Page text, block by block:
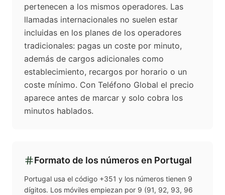
pertenecen a los mismos operadores. Las
llamadas internacionales no suelen estar
incluidas en los planes de los operadores
tradicionales: pagas un coste por minuto,
además de cargos adicionales como
establecimiento, recargos por horario o un
coste mínimo. Con Teléfono Global el precio
aparece antes de marcar y solo cobra los
minutos hablados.
Formato de los números en Portugal
Portugal usa el código +351 y los números tienen 9
dígitos. Los móviles empiezan por 9 (91, 92, 93, 96